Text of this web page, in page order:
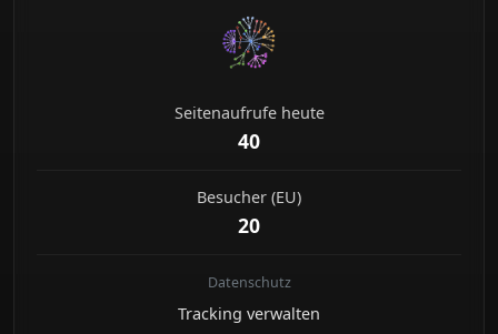
Seitenaufrufe heute
40
Besucher (EU)
20
Datenschutz
Tracking verwalten